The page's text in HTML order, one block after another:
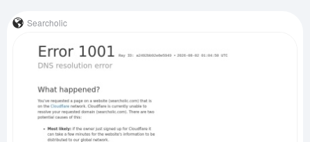
Searcholic